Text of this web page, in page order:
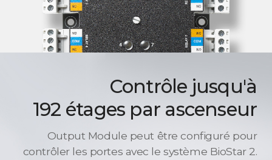
Contrôle jusqu'à
192 étages par ascenseur
Output Module peut être configuré pour
contrôler les portes avec le système BioStar 2.